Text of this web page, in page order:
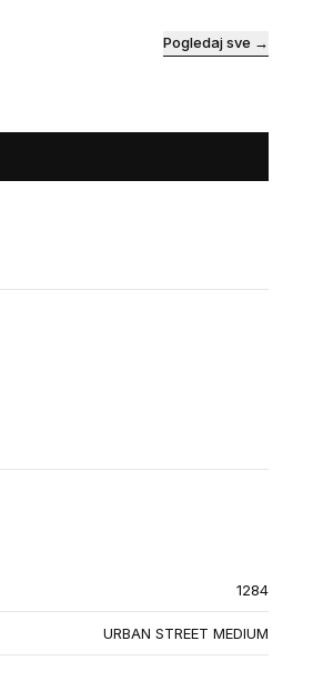
Pogledaj sve →
1284
URBAN STREET MEDIUM